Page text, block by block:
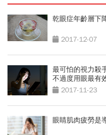
乾眼症年齡層下
2017-12-07
最可怕的視力殺
不過度用眼最有
2017-11-23
眼睛肌肉疲勞是